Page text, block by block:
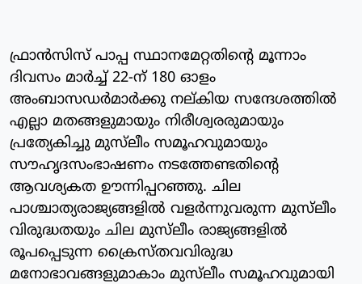
ഫ്രാന്‍സിസ് പാപ്പ സ്ഥാനമേറ്റതിന്റെ മൂന്നാം
ദിവസം മാര്‍ച്ച് 22-ന് 180 ഓളം
അംബാസഡര്‍മാര്‍ക്കു നല്കിയ സന്ദേശത്തില്‍
എല്ലാ മതങ്ങളുമായും നിരീശ്വരരുമായും
പ്രത്യേകിച്ചു മുസ്‌ലീം സമൂഹവുമായും
സൗഹൃദസംഭാഷണം നടത്തേണ്ടതിന്റെ
ആവശ്യകത ഊന്നിപ്പറഞ്ഞു. ചില
പാശ്ചാത്യരാജ്യങ്ങളില്‍ വളര്‍ന്നുവരുന്ന മുസ്‌ലീം
വിരുദ്ധതയും ചില മുസ്‌ലീം രാജ്യങ്ങളില്‍
രൂപപ്പെടുന്ന ക്രൈസ്തവവിരുദ്ധ
മനോഭാവങ്ങളുമാകാം മുസ്‌ലീം സമൂഹവുമായി